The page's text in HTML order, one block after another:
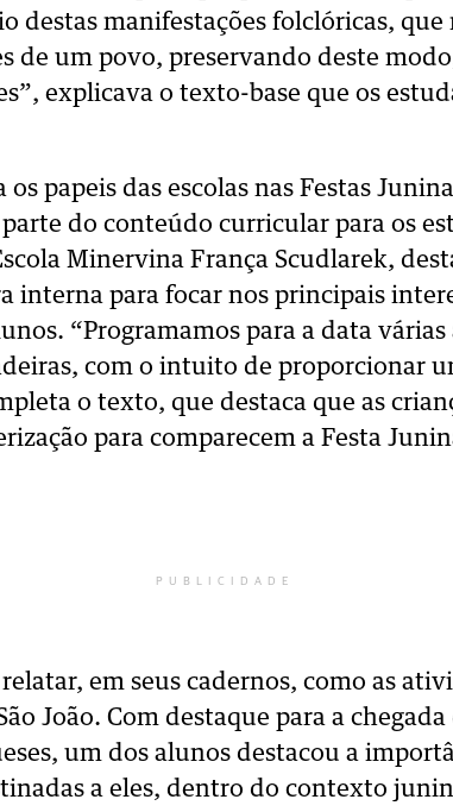
destas manifestações folclóricas,
de um povo, preservando deste
explicava o texto-base que os
papeis das escolas nas Festas
do conteúdo curricular para os
Minervina França Scudlarek,
interna para focar nos principais
“Programamos para a data
com o intuito de proporcionar
o texto, que destaca que as
para comparecem a Festa
PUBLICIDADE
em seus cadernos, como as
João. Com destaque para a
um dos alunos destacou a
a eles, dentro do contexto